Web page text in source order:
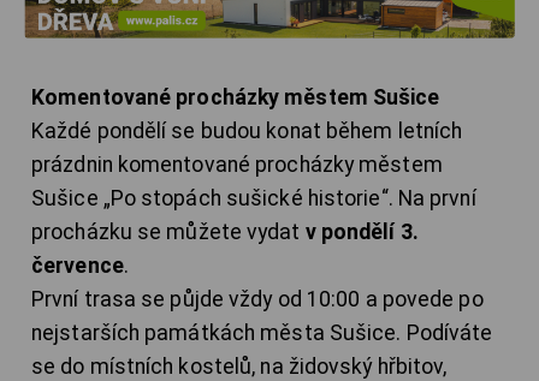
Komentované procházky městem Sušice
Každé pondělí se budou konat během letních
prázdnin komentované procházky městem
Sušice „Po stopách sušické historie“. Na první
procházku se můžete vydat v pondělí 3.
července.
První trasa se půjde vždy od 10:00 a povede po
nejstarších památkách města Sušice. Podíváte
se do místních kostelů, na židovský hřbitov,